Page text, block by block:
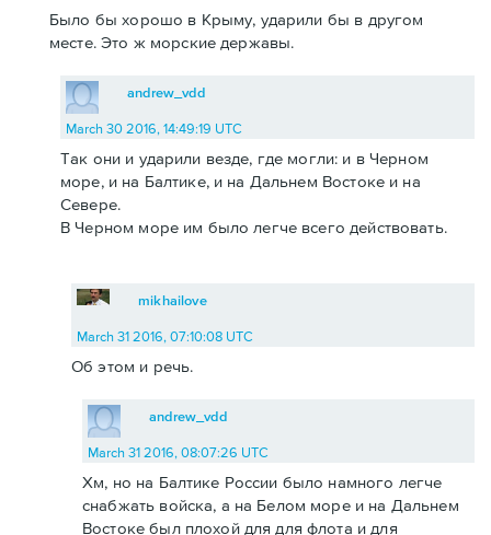
Было бы хорошо в Крыму, ударили бы в другом
месте. Это ж морские державы.
andrew_vdd
March 30 2016, 14:49:19 UTC
Так они и ударили везде, где могли: и в Черном
море, и на Балтике, и на Дальнем Востоке и на
Севере.
В Черном море им было легче всего действовать.
mikhailove
March 31 2016, 07:10:08 UTC
Об этом и речь.
andrew_vdd
March 31 2016, 08:07:26 UTC
Хм, но на Балтике России было намного легче
снабжать войска, а на Белом море и на Дальнем
Востоке был плохой для для флота и для